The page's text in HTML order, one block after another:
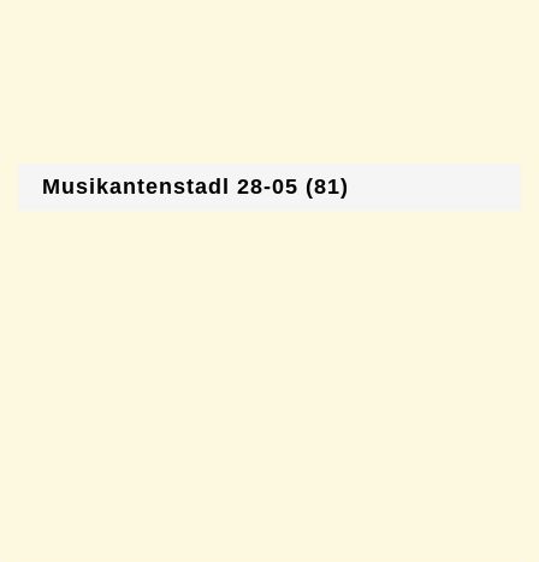
Musikantenstadl 28-05 (81)